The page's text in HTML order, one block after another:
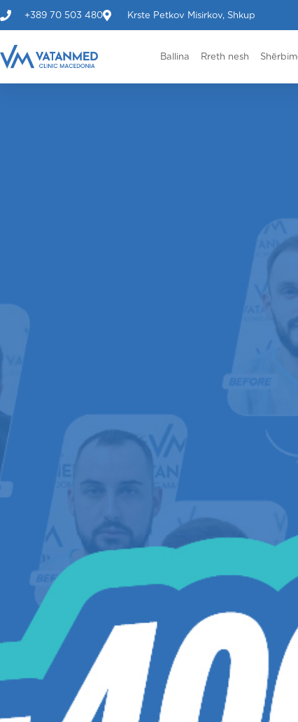
+389 70 503 480 Krste Petkov Misirkov, Shkup
Ballina Rreth nesh